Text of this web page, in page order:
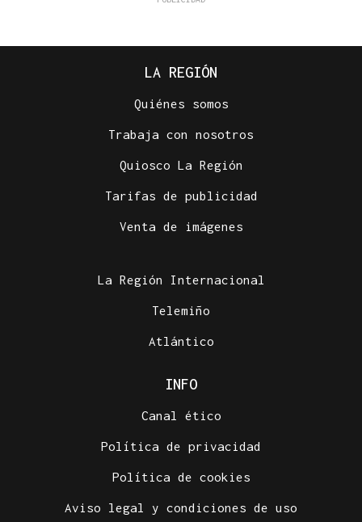
LA REGIÓN
Quiénes somos
Trabaja con nosotros
Quiosco La Región
Tarifas de publicidad
Venta de imágenes
La Región Internacional
Telemiño
Atlántico
INFO
Canal ético
Política de privacidad
Política de cookies
Aviso legal y condiciones de uso